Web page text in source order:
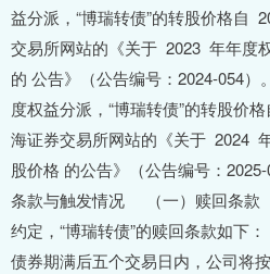
益分派，“博瑞转债”的转股价格自
交易所网站的《关于 2023 年年度
的 公告》（公告编号：2024-
度权益分派，“博瑞转债”的转股价
海证券交易所网站的《关于 2024
股价格 的公告》（公告编号：
条款与触发情况 （一）赎回条
约定，“博瑞转债”的赎回条款如下
债券期满后五个交易日内，公司